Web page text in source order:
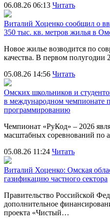
06.08.26 06:13 Читать
Виталий Хоценко сообщил о
350 тыс. кв. метров жилья в
Новое жилье возводится по
качества. В первом полугодии
05.08.26 14:56 Читать
Омских школьников и
в международном чемпионате
программированию
Чемпионат «РуКод» – 2026
масштабных соревнований по
05.08.26 11:24 Читать
Виталий Хоценко: Омская
газификацию частного сектора
Правительство Российской
дополнительное
проекта «Чистый…